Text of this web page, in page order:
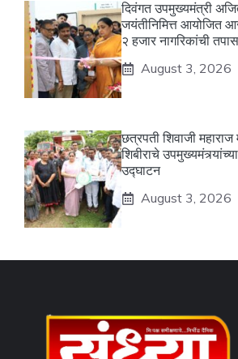
दिवंगत उपमुख्यमंत्री
जयंतीनिमित्त आयोजित
२ हजार नागरिकांची
August 3, 2026
छत्रपती शिवाजी
शिबीराचे
उद्घाटन
August 3, 2026